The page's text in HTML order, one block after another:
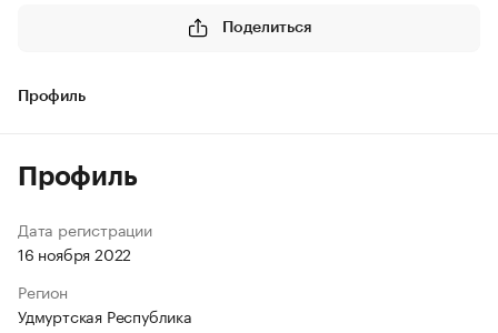
Поделиться
Профиль
Профиль
Дата регистрации
16 ноября 2022
Регион
Удмуртская Республика